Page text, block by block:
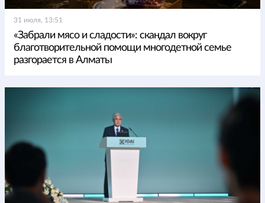
31 июля, 13:51
«Забрали мясо и сладости»: скандал вокруг
благотворительной помощи многодетной семье
разгорается в Алматы